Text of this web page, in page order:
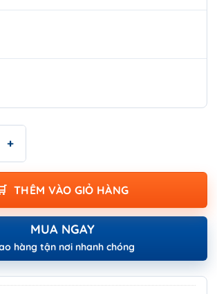
THÊM VÀO GIỎ HÀNG
MUA NGAY
hàng tận nơi nhanh chóng